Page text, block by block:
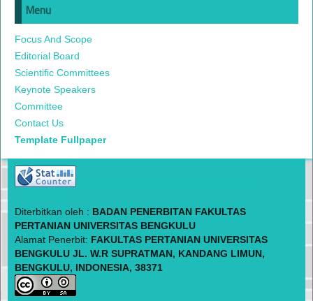
Menu
Focus And Scope
Editorial Board
Scientific Committees
Keynote Speakers
Committee
Contact Us
Template Fullpaper
Diterbitkan oleh : BADAN PENERBITAN FAKULTAS
PERTANIAN UNIVERSITAS BENGKULU
Alamat Penerbit: FAKULTAS PERTANIAN UNIVERSITAS
BENGKULU JL. W.R SUPRATMAN, KANDANG LIMUN,
BENGKULU, INDONESIA, 38371